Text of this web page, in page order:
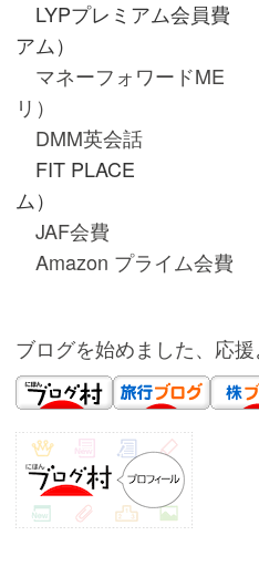
LYPプレミアム会員費
アム）
マネーフォワードME
リ）
DMM英会話 6,480
FIT PLACE
ム）
JAF会費 6,000
Amazon プライム会費
ブログを始めました、応